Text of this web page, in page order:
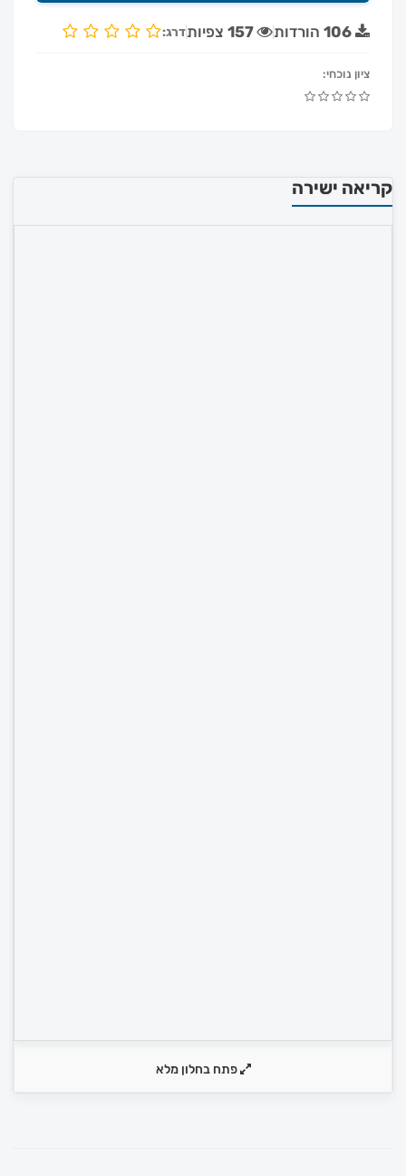
106 הורדות 157 צפיותדרג:
ציון נוכחי:
קריאה ישירה
פתח בחלון מלא